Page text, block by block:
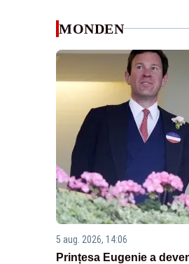
MONDEN
5 aug. 2026, 14:06
Prințesa Eugenie a